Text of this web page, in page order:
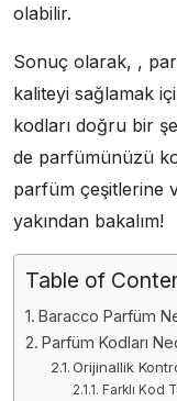
olabilir.
Sonuç olarak, ,
kaliteyi sağlamak
kodları doğru bir
de parfümünüzü
parfüm çeşitlerine
yakından bakalım!
Table of
Baracco Parfüm
Parfüm Kodları
Orijinallik
Farklı Kod